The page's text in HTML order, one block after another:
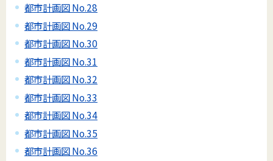
都市計画図 No.28
都市計画図 No.29
都市計画図 No.30
都市計画図 No.31
都市計画図 No.32
都市計画図 No.33
都市計画図 No.34
都市計画図 No.35
都市計画図 No.36